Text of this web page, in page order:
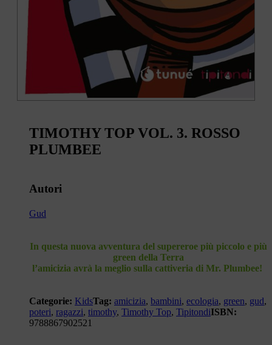
TIMOTHY TOP VOL. 3. ROSSO
PLUMBEE
Autori
Gud
In questa nuova avventura del supereroe più piccolo e più
green della Terra
l’amicizia avrà la meglio sulla cattiveria di Mr. Plumbee!
Categorie: KidsTag: amicizia, bambini, ecologia, green, gud,
poteri, ragazzi, timothy, Timothy Top, TipitondiISBN:
9788867902521